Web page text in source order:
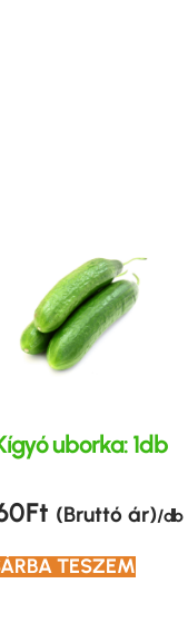
uborka: 1db
Ft (Bruttó ár)/ db
TESZEM